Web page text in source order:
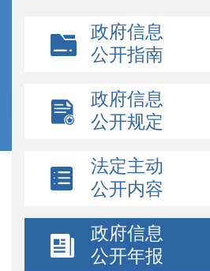
政府信息
公开指南
政府信息
公开规定
法定主动
公开内容
政府信息
公开年报